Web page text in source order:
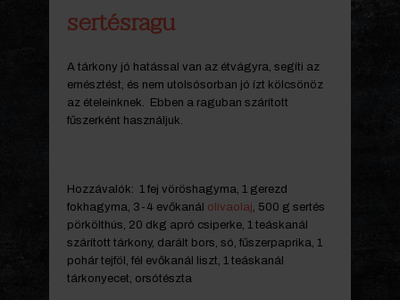
sertésragu
A tárkony jó hatással van az étvágyra, segíti az
emésztést, és nem utolsósorban jó ízt kölcsönöz
az ételeinknek. Ebben a raguban szárított
fűszerként használjuk.
Hozzávalók: 1 fej vöröshagyma, 1 gerezd
fokhagyma, 3-4 evőkanál olívaolaj, 500 g sertés
pörkölthús, 20 dkg apró csiperke, 1 teáskanál
szárított tárkony, darált bors, só, fűszerpaprika, 1
pohár tejföl, fél evőkanál liszt, 1 teáskanál
tárkonyecet, orsótészta